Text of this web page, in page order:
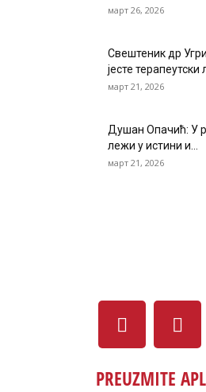
март 26, 2026
Свештеник др
јесте терапеутски
март 21, 2026
Душан Опачић: У
лежи у истини и...
март 21, 2026
PREUZMITE